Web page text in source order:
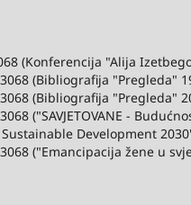
(Konferencija "Alija
(Bibliografija "Pregleda"
(Bibliografija "Pregleda"
("SAVJETOVANE -
Development
("Emancipacija žene u